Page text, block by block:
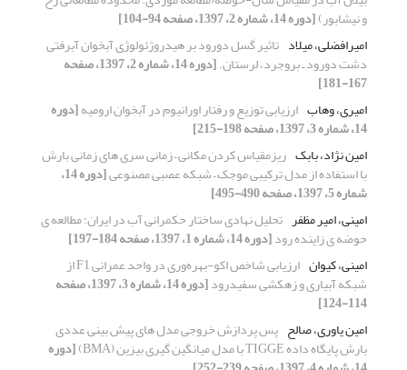
و نیشابور)[دوره 14، شماره 2، 1397، صفحه 94-104]
امیرافضلی، میلاد تاثیر گسل دورود بر هیدروژئولوژی آبخوان آبرفتی
دشت دورود ـ بروجرد، لرستان. [دوره 14، شماره 2، 1397، صفحه
167-181]
امیری، وهاب ارزیابی توزیع و رفتار اورانیوم در آبخوان ارومیه[دوره
14، شماره 3، 1397، صفحه 198-215]
امین نژاد، بابک ریزمقیاس کردن مکانی – زمانی سری های زمانی بارش
با استفاده از مدل ترکیبی موجک – شبکه عصبی مصنوعی [دوره 14،
شماره 5، 1397، صفحه 490-495]
امینی، امیر مظفر تحلیل نهادی ساختار حکمرانی آب در ایران: مطالعه ی
حوضه ی زاینده رود[دوره 14، شماره 1، 1397، صفحه 184-197]
امینی، کیوان
ارزیابی شاخص اکو-بهره‌وری در واحد عمرانی F1 از
شبکه آبیاری و زهکشی سفیدرود [دوره 14، شماره 3، 1397، صفحه
114-124]
امین یاوری، صالح پس پردازش خروجی مدل های پیش بینی عددی
بارش پایگاه داده TIGGE با مدل میانگین گیری بیزین (BMA) [دوره